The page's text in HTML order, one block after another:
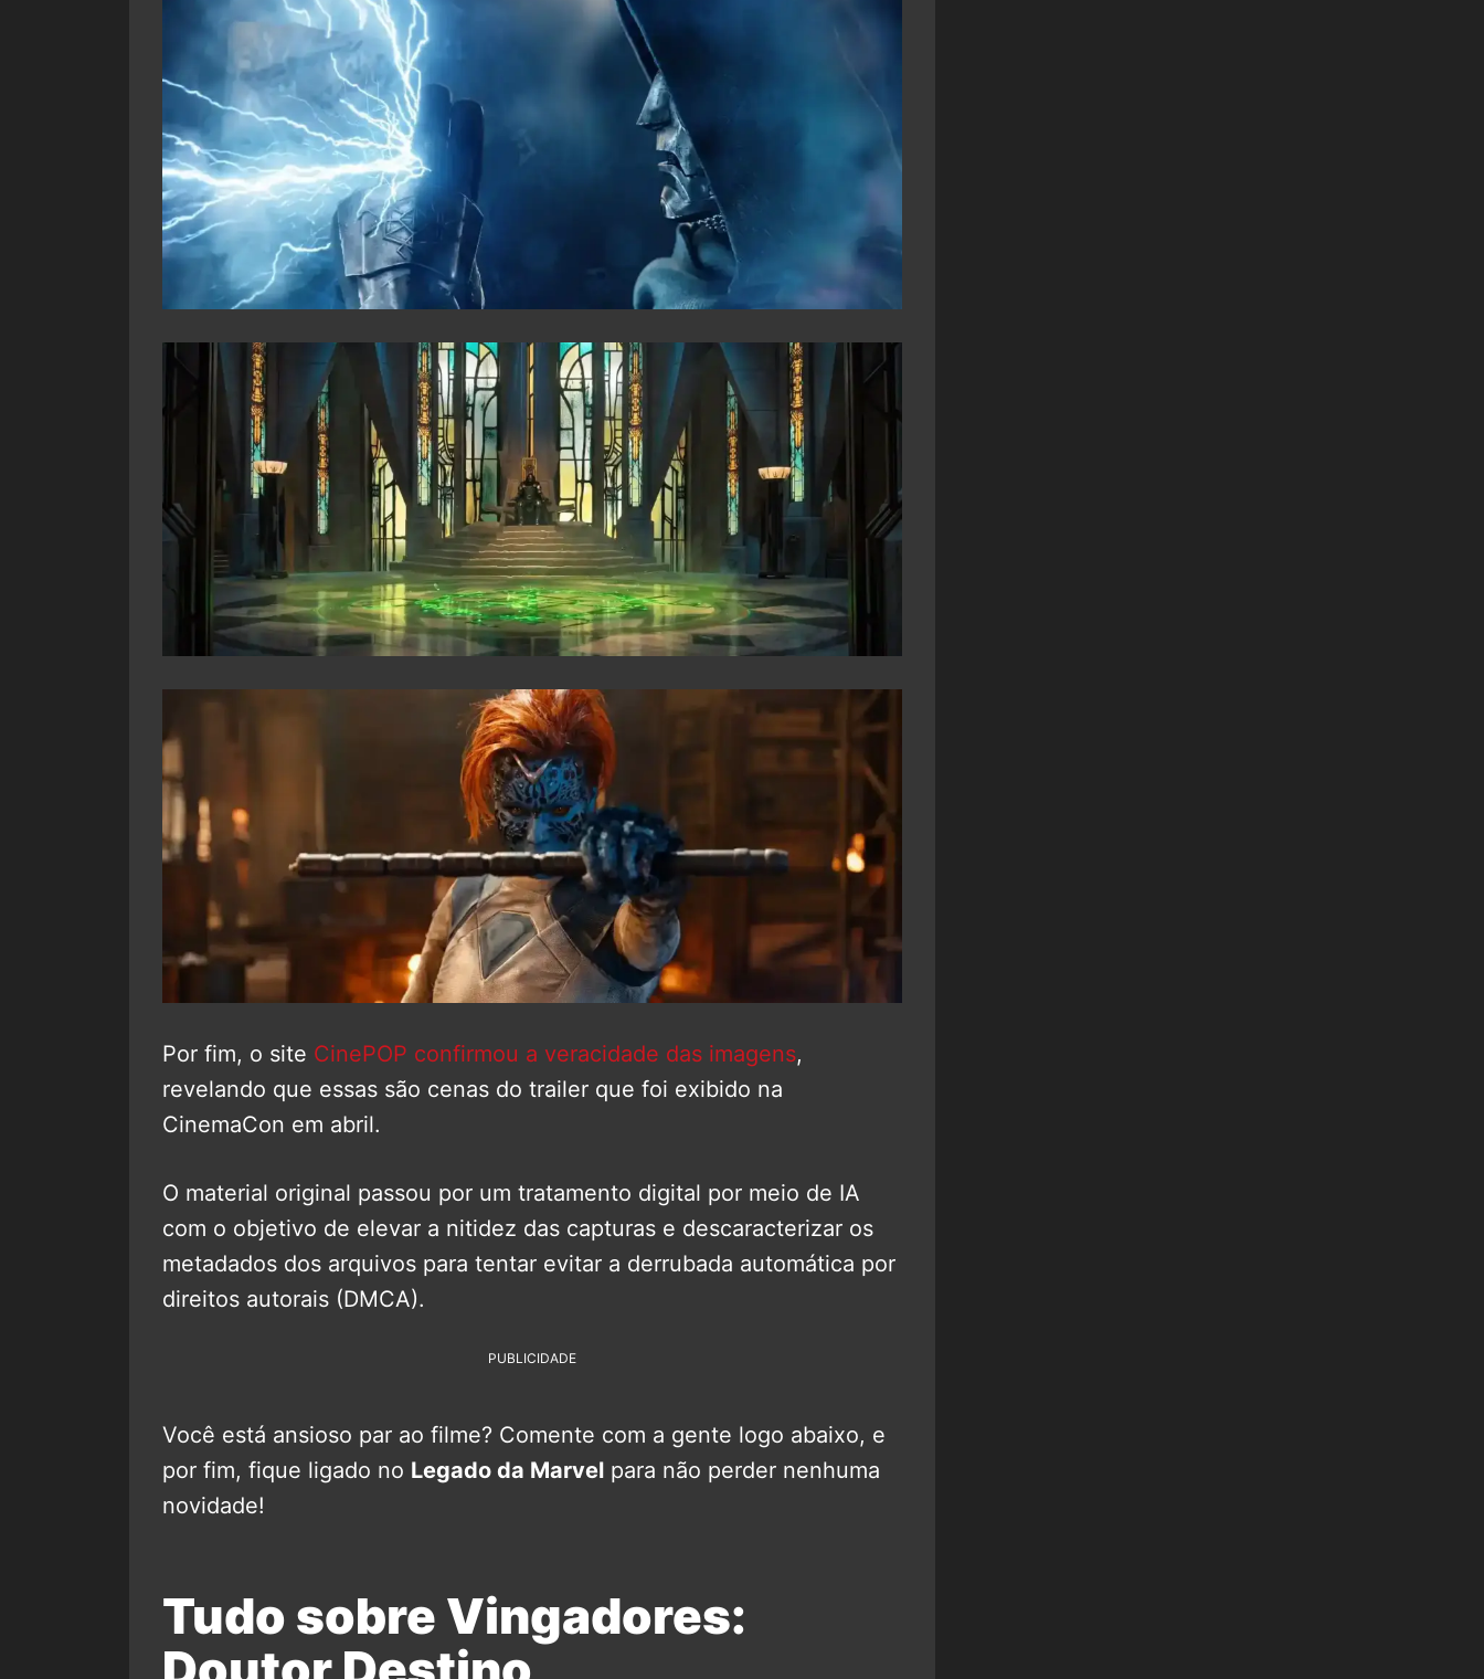
Por fim, o site CinePOP confirmou a veracidade das imagens,
revelando que essas são cenas do trailer que foi exibido na
CinemaCon em abril.
O material original passou por um tratamento digital por meio de IA
com o objetivo de elevar a nitidez das capturas e descaracterizar os
metadados dos arquivos para tentar evitar a derrubada automática por
direitos autorais (DMCA).
PUBLICIDADE
Você está ansioso par ao filme? Comente com a gente logo abaixo, e
por fim, fique ligado no Legado da Marvel para não perder nenhuma
novidade!
Tudo sobre Vingadores: